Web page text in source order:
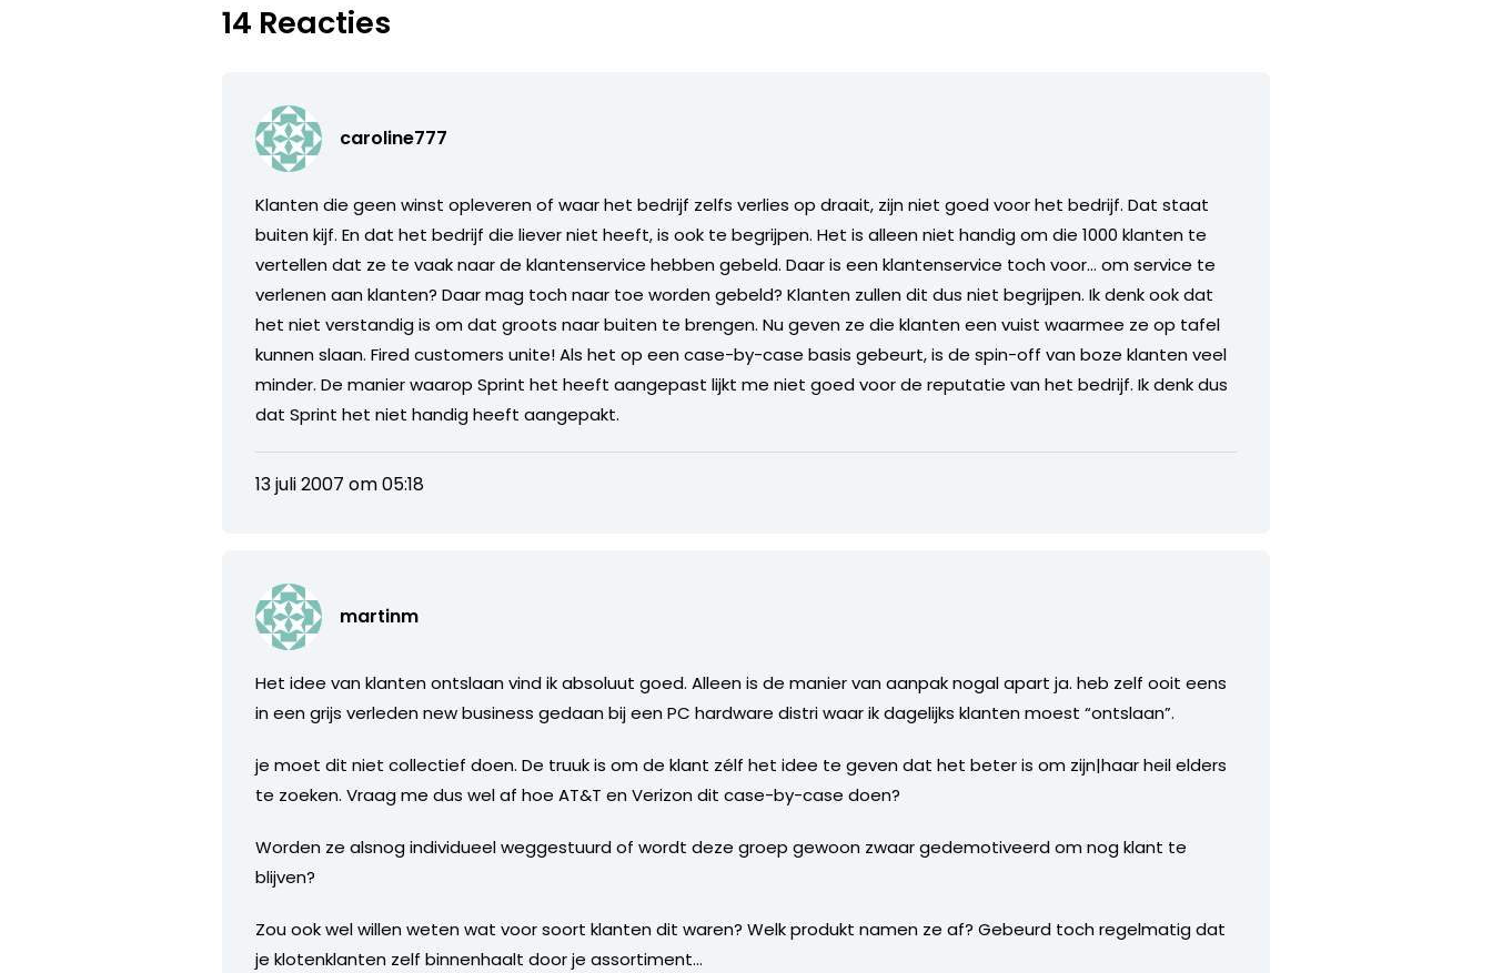
14 Reacties
caroline777
Klanten die geen winst opleveren of waar het bedrijf zelfs verlies op draait, zijn niet goed voor het bedrijf. Dat staat
buiten kijf. En dat het bedrijf die liever niet heeft, is ook te begrijpen. Het is alleen niet handig om die 1000 klanten te
vertellen dat ze te vaak naar de klantenservice hebben gebeld. Daar is een klantenservice toch voor… om service te
verlenen aan klanten? Daar mag toch naar toe worden gebeld? Klanten zullen dit dus niet begrijpen. Ik denk ook dat
het niet verstandig is om dat groots naar buiten te brengen. Nu geven ze die klanten een vuist waarmee ze op tafel
kunnen slaan. Fired customers unite! Als het op een case-by-case basis gebeurt, is de spin-off van boze klanten veel
minder. De manier waarop Sprint het heeft aangepast lijkt me niet goed voor de reputatie van het bedrijf. Ik denk dus
dat Sprint het niet handig heeft aangepakt.
13 juli 2007 om 05:18
martinm
Het idee van klanten ontslaan vind ik absoluut goed. Alleen is de manier van aanpak nogal apart ja. heb zelf ooit eens
in een grijs verleden new business gedaan bij een PC hardware distri waar ik dagelijks klanten moest “ontslaan”.
je moet dit niet collectief doen. De truuk is om de klant zélf het idee te geven dat het beter is om zijn|haar heil elders
te zoeken. Vraag me dus wel af hoe AT&T en Verizon dit case-by-case doen?
Worden ze alsnog individueel weggestuurd of wordt deze groep gewoon zwaar gedemotiveerd om nog klant te
blijven?
Zou ook wel willen weten wat voor soort klanten dit waren? Welk produkt namen ze af? Gebeurd toch regelmatig dat
je klotenklanten zelf binnenhaalt door je assortiment…